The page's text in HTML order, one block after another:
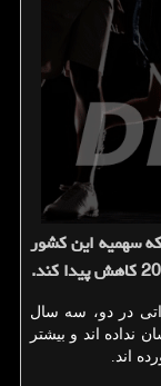
كه سهمیه این كشور
در دو، سه سال
نداده اند و بیشتر
اند.